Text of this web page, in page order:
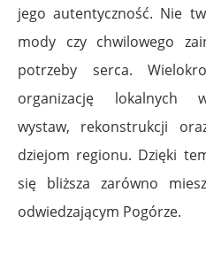
jego autentyczność. Nie
mody czy chwilowego
potrzeby serca.
organizację lokalnych
wystaw, rekonstrukcji
dziejom regionu. Dzięki
się bliższa zarówno
odwiedzającym Pogórze.